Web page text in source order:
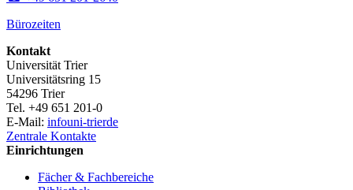
Bürozeiten
Kontakt
Universität Trier
Universitätsring 15
54296 Trier
Tel. +49 651 201-0
E-Mail: infouni-trierde
Zentrale Kontakte
Einrichtungen
Fächer & Fachbereiche